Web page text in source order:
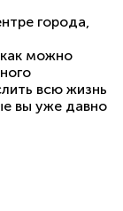
города,
можно
всю жизнь
вы уже давно